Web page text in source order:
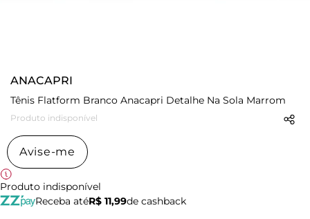
ANACAPRI
Tênis Flatform Branco Anacapri Detalhe Na Sola Marrom
Produto indisponível
Avise-me
Produto indisponível
Receba atéR$ 11,99de cashback